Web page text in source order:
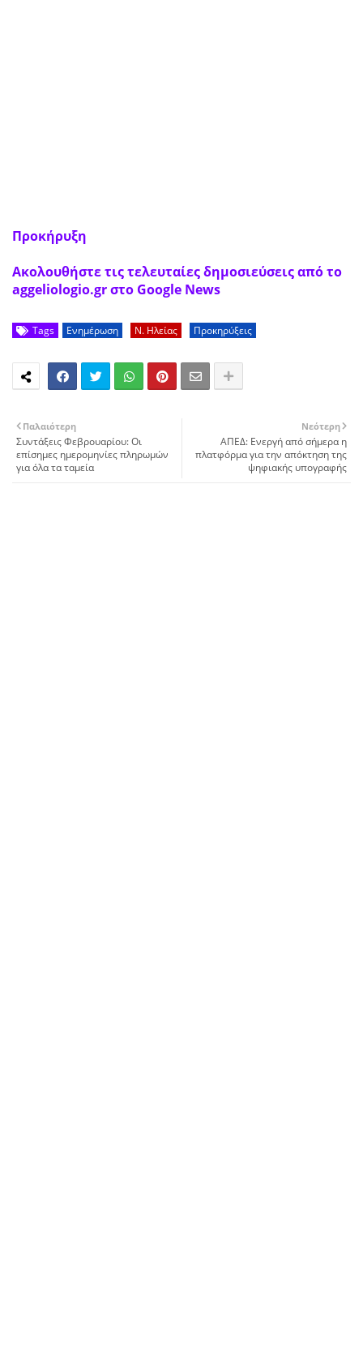
Προκήρυξη
Ακολουθήστε τις τελευταίες δημοσιεύσεις από το
aggeliologio.gr στο Google News
Tags Ενημέρωση Ν. Ηλείας Προκηρύξεις
Νεότερη
ΑΠΕΔ: Ενεργή από σήμερα η
πλατφόρμα για την απόκτηση της
ψηφιακής υπογραφής
Παλαιότερη
Συντάξεις Φεβρουαρίου: Οι
επίσημες ημερομηνίες πληρωμών
για όλα τα ταμεία